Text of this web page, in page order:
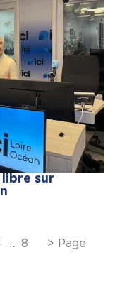
libre sur
… 8
> Page